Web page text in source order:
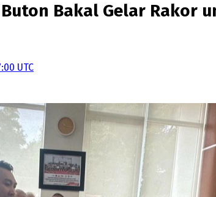
Buton Bakal Gelar Rakor
UTC